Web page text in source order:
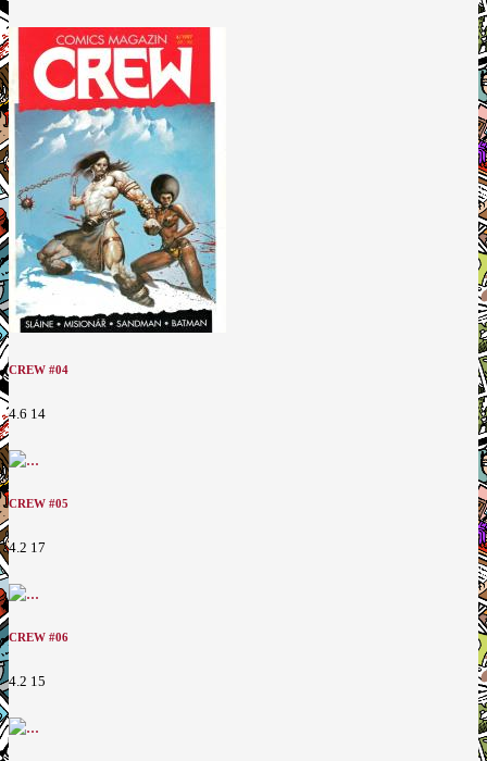
CREW #04
4.6 14
CREW #05
4.2 17
CREW #06
4.2 15